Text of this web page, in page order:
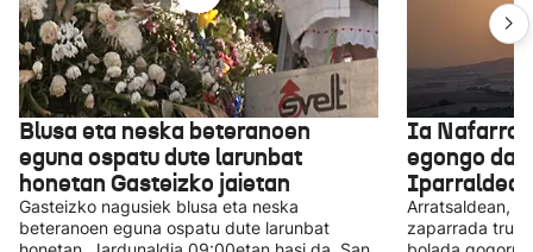
Blusa eta neska beteranoen
eguna ospatu dute larunbat
honetan Gasteizko jaietan
Gasteizko nagusiek blusa eta neska
beteranoen eguna ospatu dute larunbat
Ia
egongo da
Iparraldea,
Arratsaldean,
zaparrada